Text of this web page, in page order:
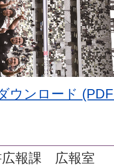
ウンロード
広報課 広報室